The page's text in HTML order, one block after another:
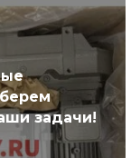
задачи!